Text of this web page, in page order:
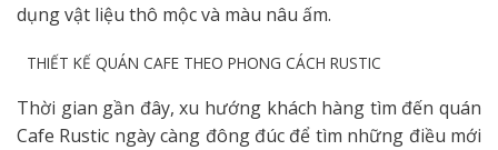
dụng vật liệu thô mộc và màu nâu ấm.
THIẾT KẾ QUÁN CAFE THEO PHONG CÁCH RUSTIC
Thời gian gần đây, xu hướng khách hàng tìm đến quán
Cafe Rustic ngày càng đông đúc để tìm những điều mới